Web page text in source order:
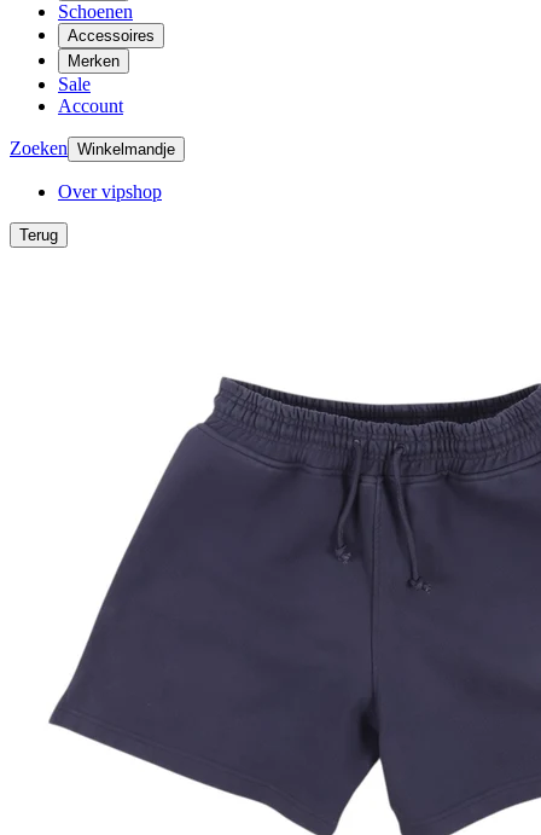
Schoenen
Accessoires
Merken
Sale
Account
Zoeken Winkelmandje
Over vipshop
Terug